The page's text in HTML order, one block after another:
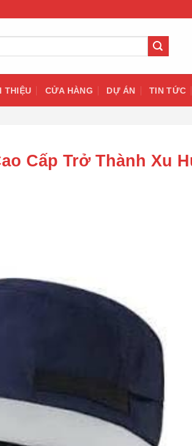
THIỆU CỬA HÀNG DỰ ÁN TIN TỨC
Cấp Trở Thành Xu